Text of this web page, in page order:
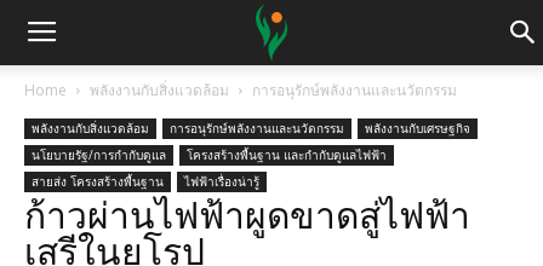
Home พลังงานกับสิ่งแวดล้อม การอนุรักษ์พลังงานและนวัตกรรม
พลังงานกับสิ่งแวดล้อม การอนุรักษ์พลังงานและนวัตกรรม
พลังงานกับเศรษฐกิจ
นโยบายรัฐ/การกำกับดูแล
โครงสร้างพื้นฐาน และกำกับดูแลไฟฟ้า
สายส่ง โครงสร้างพื้นฐาน
ไฟฟ้าเรื่องน่ารู้
ก้าวผ่านไฟฟ้าผูดขาดสู่ไฟฟ้า
เสรีในยุโรป